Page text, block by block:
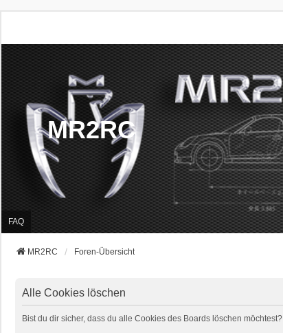
MR2RC
FAQ
MR2RC Foren-Übersicht
Alle Cookies löschen
Bist du dir sicher, dass du alle Cookies des Boards löschen möchtest?